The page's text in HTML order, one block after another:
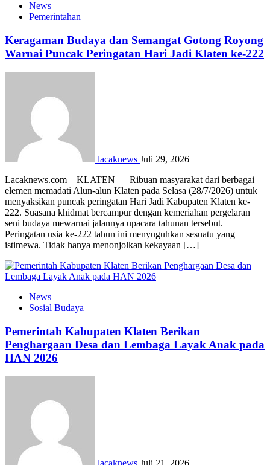
News
Pemerintahan
Keragaman Budaya dan Semangat Gotong Royong
Warnai Puncak Peringatan Hari Jadi Klaten ke-222
lacaknews Juli 29, 2026
Lacaknews.com – KLATEN — Ribuan masyarakat dari berbagai
elemen memadati Alun-alun Klaten pada Selasa (28/7/2026) untuk
menyaksikan puncak peringatan Hari Jadi Kabupaten Klaten ke-
222. Suasana khidmat bercampur dengan kemeriahan pergelaran
seni budaya mewarnai jalannya upacara tahunan tersebut.
Peringatan usia ke-222 tahun ini menyuguhkan sesuatu yang
istimewa. Tidak hanya menonjolkan kekayaan […]
News
Sosial Budaya
Pemerintah Kabupaten Klaten Berikan
Penghargaan Desa dan Lembaga Layak Anak pada
HAN 2026